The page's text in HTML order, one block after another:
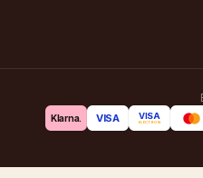
Klarna. VISA VISA
ELECTRON